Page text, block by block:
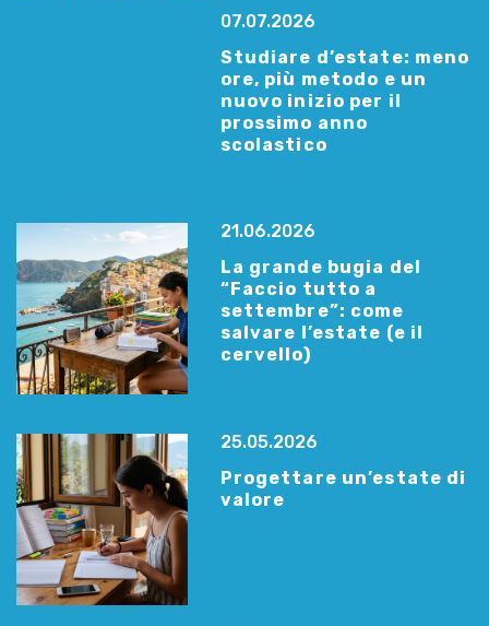
07.07.2026
Studiare d’estate: meno
ore, più metodo e un
nuovo inizio per il
prossimo anno
scolastico
21.06.2026
La grande bugia del
“Faccio tutto a
settembre”: come
salvare l’estate (e il
cervello)
25.05.2026
Progettare un’estate di
valore